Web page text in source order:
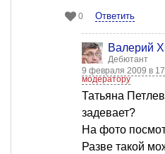
0 Ответить
Валерий
Дебютант
9 февраля 2009 в
модератору
Татьяна
задевает?
На фото
Разве такой